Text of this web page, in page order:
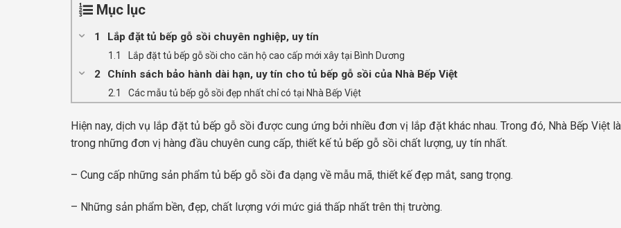
Mục lục
Lắp đặt tủ bếp gỗ sồi chuyên nghiệp, uy tín
Lắp đặt tủ bếp gỗ sồi cho căn hộ cao cấp mới xây tại Bình Dương
Chính sách bảo hành dài hạn, uy tín cho tủ bếp gỗ sồi của Nhà Bếp Việt
Các mẫu tủ bếp gỗ sồi đẹp nhất chỉ có tại Nhà Bếp Việt
Hiện nay, dịch vụ lắp đặt tủ bếp gỗ sồi được cung ứng bởi nhiều đơn vị lắp đặt khác nhau. Trong đó, Nhà Bếp Việt
trong những đơn vị hàng đầu chuyên cung cấp, thiết kế tủ bếp gỗ sồi chất lượng, uy tín nhất.
– Cung cấp những sản phẩm tủ bếp gỗ sồi đa dạng về mẫu mã, thiết kế đẹp mắt, sang trọng.
– Những sản phẩm bền, đẹp, chất lượng với mức giá thấp nhất trên thị trường.